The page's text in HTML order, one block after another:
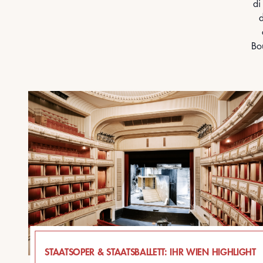
di
STAATSOPER & STAATSBALLETT: IHR WIEN HIGHLIGHT